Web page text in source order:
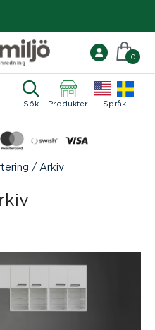
Sök Produkter Språk
0
/ Arkiv